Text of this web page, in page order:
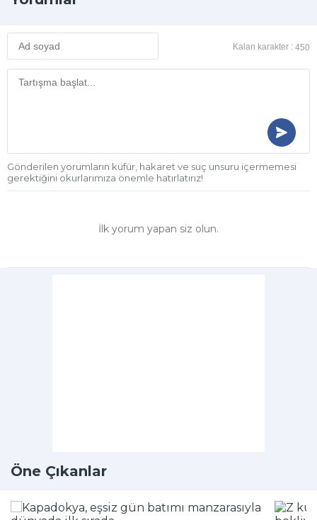
Kalan karakter : 450
Gönderilen yorumların küfür, hakaret ve suç unsuru içermemesi
gerektiğini okurlarımıza önemle hatırlatırız!
İlk yorum yapan siz olun.
Öne Çıkanlar